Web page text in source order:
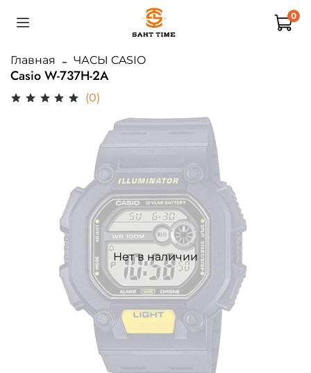
0
Главная ЧАСЫ CASIO
Casio W-737H-2A
(0)
Нет в наличии